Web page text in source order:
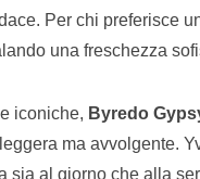
Per chi preferisce
una freschezza
iconiche, Byredo
ma avvolgente.
sia al giorno che alla